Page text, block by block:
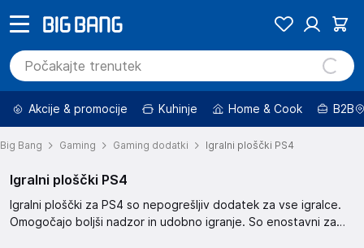
Akcije & promocije Kuhinje Home & Cook B2B
Big Bang Gaming Gaming dodatki Igralni ploščki PS4
Igralni ploščki PS4
Igralni ploščki za PS4 so nepogrešljiv dodatek za vse igralce.
Omogočajo boljši nadzor in udobno igranje. So enostavni za